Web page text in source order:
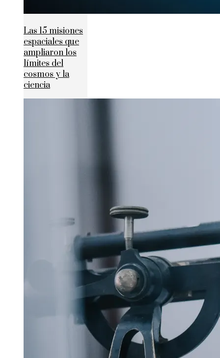
Las 15 misiones
espaciales que
ampliaron los
límites del
cosmos y la
ciencia